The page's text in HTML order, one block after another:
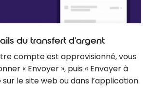
du transfert d’argent
compte est approvisionné, vous
« Envoyer », puis « Envoyer à
sur le site web ou dans l’application.